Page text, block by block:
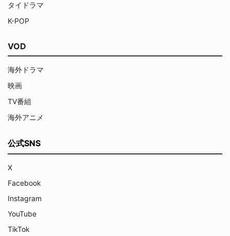
タイドラマ
K-POP
VOD
海外ドラマ
映画
TV番組
海外アニメ
公式SNS
X
Facebook
Instagram
YouTube
TikTok